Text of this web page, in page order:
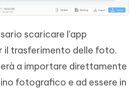
scaricare l'app
il trasferimento delle foto.
a importare direttamente
fotografico e ad essere in